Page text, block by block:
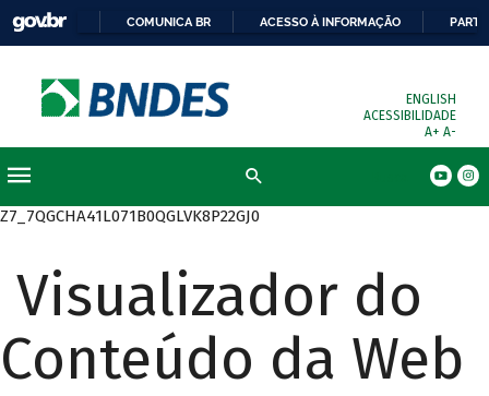
COMUNICA BR ACESSO À INFORMAÇÃO
ENGLISH
ACESSIBILIDADE
A+ A-
Z7_7QGCHA41L071B0QGLVK8P22GJ0
Visualizador do
Conteúdo da Web